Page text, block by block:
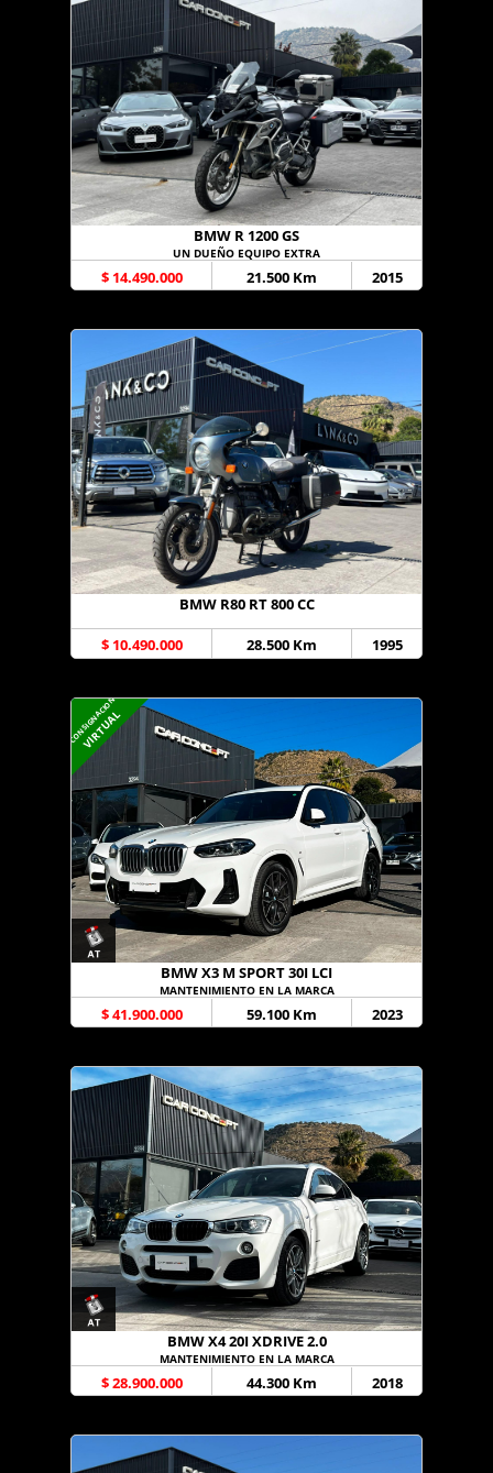
BMW R 1200 GS
UN DUEÑO EQUIPO EXTRA
$ 14.490.000 21.500 Km 2015
BMW R80 RT 800 CC
$ 10.490.000 28.500 Km 1995
CONSIGNACION
VIRTUAL
BMW X3 M SPORT 30I LCI
MANTENIMIENTO EN LA MARCA
$ 41.900.000 59.100 Km 2023
BMW X4 20I XDRIVE 2.0
MANTENIMIENTO EN LA MARCA
$ 28.900.000 44.300 Km 2018